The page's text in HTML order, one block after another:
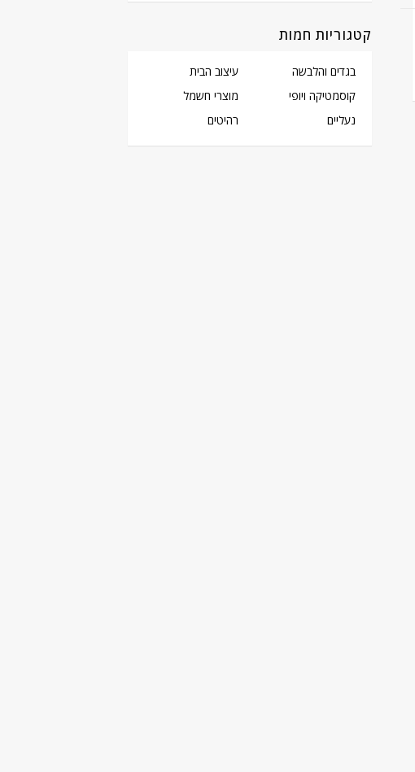
קטגוריות חמות
בגדים והלבשה
עיצוב הבית
קוסמטיקה ויופי
מוצרי חשמל
נעליים
רהיטים